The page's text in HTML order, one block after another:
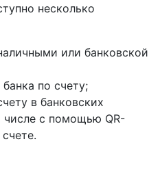
несколько
или банковской
по счету;
в банковских
числе с помощью QR-